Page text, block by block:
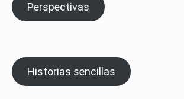
Perspectivas
Historias sencillas